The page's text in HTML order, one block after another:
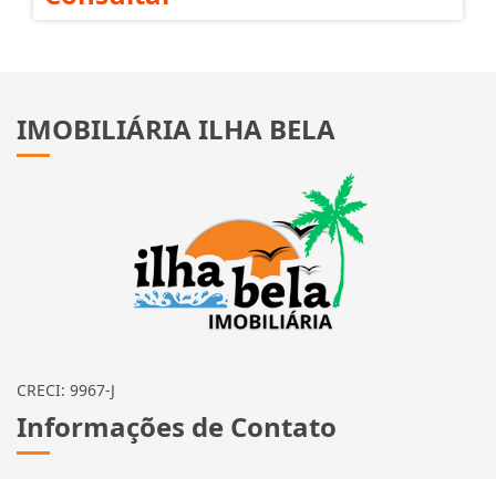
IMOBILIÁRIA ILHA BELA
CRECI: 9967-J
Informações de Contato